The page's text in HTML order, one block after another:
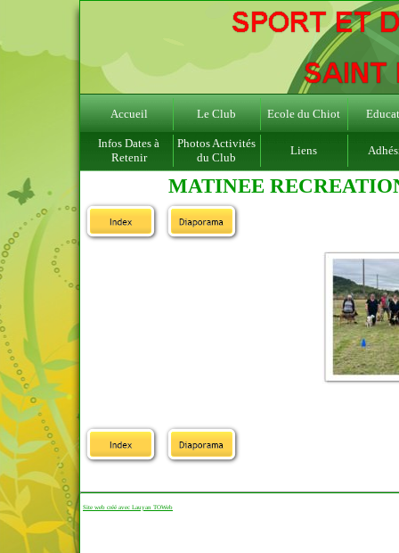
Accueil Le Club Ecole du Chiot
Infos Dates à
Retenir
Photos Activités
du Club
Liens
MATINEE
Site web créé avec Lauyan TOWeb